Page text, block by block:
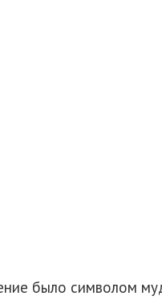
было символом